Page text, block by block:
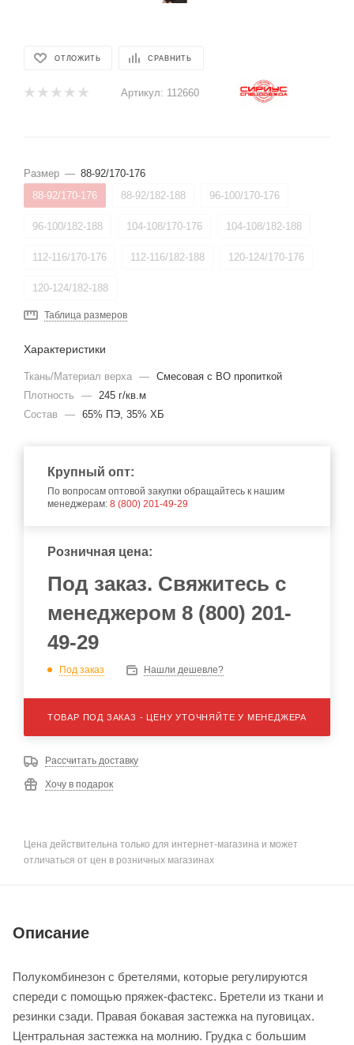
ОТЛОЖИТЬ СРАВНИТЬ
Артикул: 112660
Размер — 88-92/170-176
88-92/170-176
88-92/182-188 96-100/170-176
96-100/182-188 104-108/170-176 104-108/182-188
112-116/170-176 112-116/182-188 120-124/170-176
120-124/182-188
Таблица размеров
Характеристики
Ткань/Материал верха — Смесовая с ВО пропиткой
Плотность
— 245 г/кв.м
Состав
— 65% ПЭ, 35% ХБ
Крупный опт:
По вопросам оптовой закупки обращайтесь к нашим
менеджерам: 8 (800) 201-49-29
Розничная цена:
Под заказ. Свяжитесь с
менеджером 8 (800) 201-
49-29
Под заказ Нашли дешевле?
ТОВАР ПОД ЗАКАЗ - ЦЕНУ УТОЧНЯЙТЕ У МЕНЕДЖЕРА
Рассчитать доставку
Хочу в подарок
Цена действительна только для интернет-магазина и может
отличаться от цен в розничных магазинах
Описание
Полукомбинезон с бретелями, которые регулируются
спереди с помощью пряжек-фастекс. Бретели из ткани и
резинки сзади. Правая бокавая застежка на пуговицах.
Центральная застежка на молнию. Грудка с большим